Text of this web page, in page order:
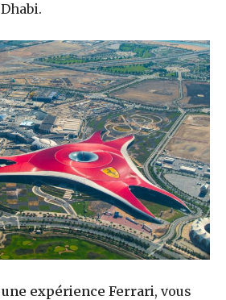
une expérience Ferrari, vous